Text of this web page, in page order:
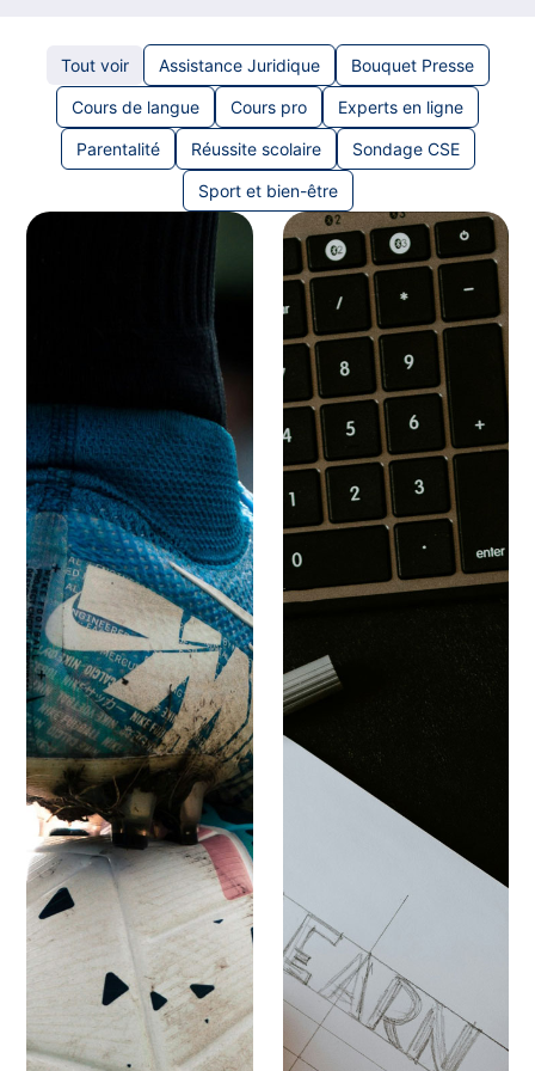
Assistance Juridique Bouquet Presse
Cours de langue Cours pro Experts en ligne
Parentalité Réussite scolaire Sondage CSE
Sport et bien-être
Tout voir